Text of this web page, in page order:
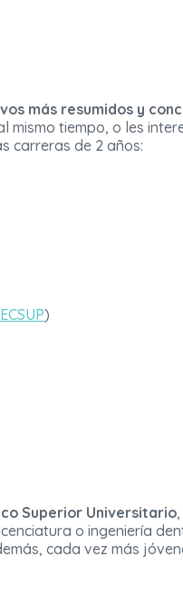
más resumidos y
tiempo, o les
carreras de 2 años:
)
Superior Universitario
o ingeniería
cada vez más